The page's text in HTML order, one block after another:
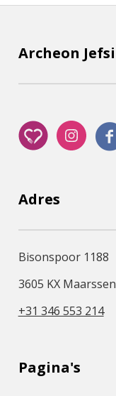
Archeon Jefsi
Adres
Bisonspoor 1188
3605 KX Maarssen
+31 346 553 214
Pagina's